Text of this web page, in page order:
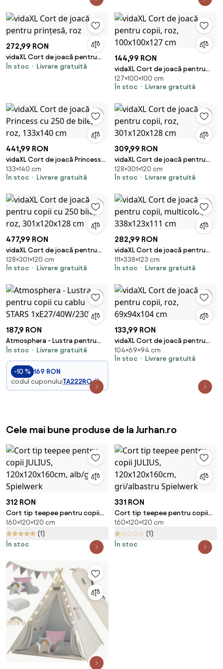
272,99 RON
vidaXL Cort de joacă pentru
prințesă, roz
În stoc Livrare gratuită
144,99 RON
vidaXL Cort de joacă pentru
copii, roz, 100x100x127 cm
127×100×100 cm
În stoc
Livrare gratuită
441,99 RON
vidaXL Cort de joacă Princess
cu 250 de bile, roz, 133x140 cm
133×140 cm
În stoc
Livrare gratuită
309,99 RON
vidaXL Cort de joacă pentru
copii, roz, 301x120x128 cm
128×301×120 cm
În stoc
Livrare gratuită
477,99 RON
vidaXL Cort de joacă pentru
copii cu 250 bile, roz,
301x120x128 cm
128×301×120 cm
În stoc
Livrare gratuită
282,99 RON
vidaXL Cort de joacă pentru
copii, multicolor, 338x123x111 cm
111×338×123 cm
În stoc
Livrare gratuită
187,9 RON
Atmosphera - Lustra pentru
copii cu cablu STARS
1xE27/40W/230V
În stoc Livrare gratuită
-10 % 169 RON
codul cuponuluiTA222RO
133,99 RON
vidaXL Cort de joacă pentru
copii, roz, 69x94x104 cm
104×69×94 cm
În stoc
Livrare gratuită
Cele mai bune produse de la Jurhan.ro
312 RON
Cort tip teepee pentru copii
JULIUS, 120x120x160cm, alb/gri
Spielwerk
160×120×120 cm
(1)
În stoc
331 RON
Cort tip teepee pentru copii
JULIUS, 120x120x160cm,
gri/albastru Spielwerk
160×120×120 cm
(1)
În stoc